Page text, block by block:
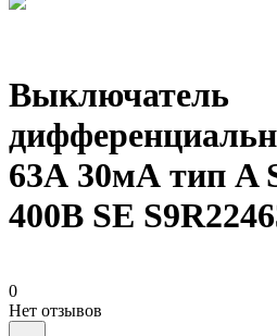
Выключатель
63А 30мА тип A
400В SE
0
Нет отзывов